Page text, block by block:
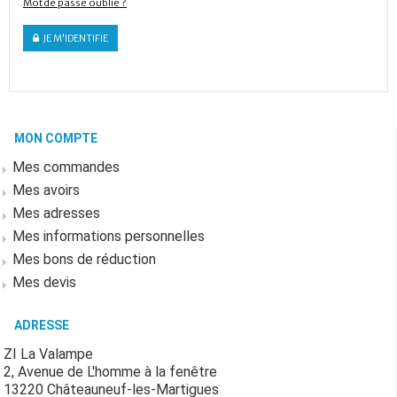
Mot de passe oublié ?
JE M'IDENTIFIE
MON COMPTE
Mes commandes
Mes avoirs
Mes adresses
Mes informations personnelles
Mes bons de réduction
Mes devis
ADRESSE
ZI La Valampe
2, Avenue de L'homme à la fenêtre
13220 Châteauneuf-les-Martigues